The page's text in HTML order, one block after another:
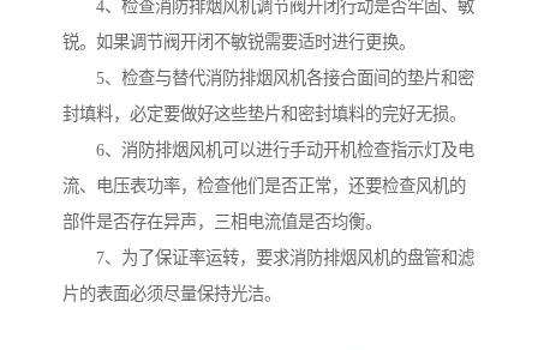
4、检查消防排烟风机调节阀开闭行动是否牢固、敏
锐。如果调节阀开闭不敏锐需要适时进行更换。
5、检查与替代消防排烟风机各接合面间的垫片和密
封填料，必定要做好这些垫片和密封填料的完好无损。
6、消防排烟风机可以进行手动开机检查指示灯及电
流、电压表功率，检查他们是否正常，还要检查风机的
部件是否存在异声，三相电流值是否均衡。
7、为了保证率运转，要求消防排烟风机的盘管和滤
片的表面必须尽量保持光洁。